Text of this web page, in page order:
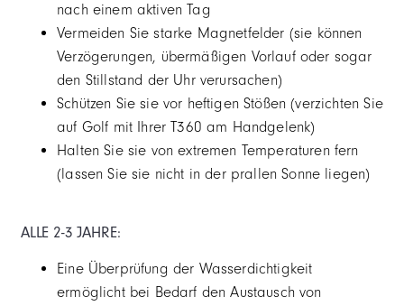
nach einem aktiven Tag
Vermeiden Sie starke Magnetfelder (sie können
Verzögerungen, übermäßigen Vorlauf oder sogar
den Stillstand der Uhr verursachen)
Schützen Sie sie vor heftigen Stößen (verzichten Sie
auf Golf mit Ihrer T360 am Handgelenk)
Halten Sie sie von extremen Temperaturen fern
(lassen Sie sie nicht in der prallen Sonne liegen)
ALLE 2-3 JAHRE:
Eine Überprüfung der Wasserdichtigkeit
ermöglicht bei Bedarf den Austausch von